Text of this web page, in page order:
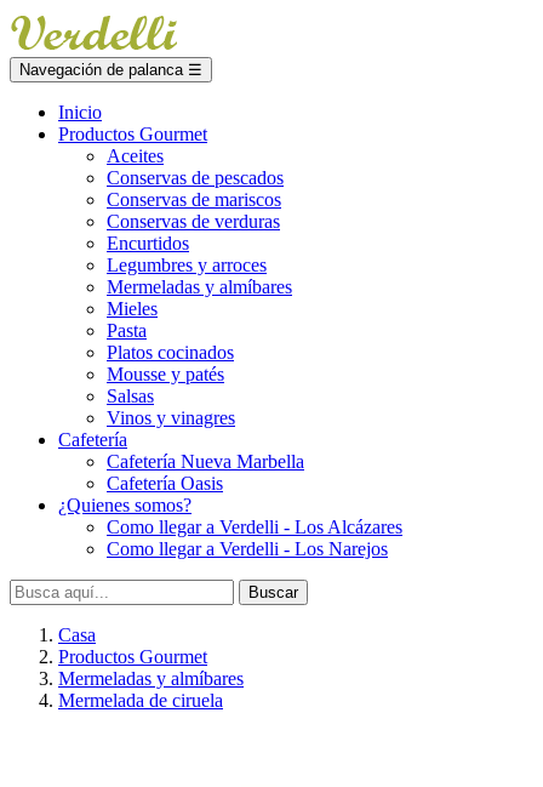
Navegación de palanca ☰
Inicio
Productos Gourmet
Aceites
Conservas de pescados
Conservas de mariscos
Conservas de verduras
Encurtidos
Legumbres y arroces
Mermeladas y almíbares
Mieles
Pasta
Platos cocinados
Mousse y patés
Salsas
Vinos y vinagres
Cafetería
Cafetería Nueva Marbella
Cafetería Oasis
¿Quienes somos?
Como llegar a Verdelli - Los Alcázares
Como llegar a Verdelli - Los Narejos
Buscar
Casa
Productos Gourmet
Mermeladas y almíbares
Mermelada de ciruela